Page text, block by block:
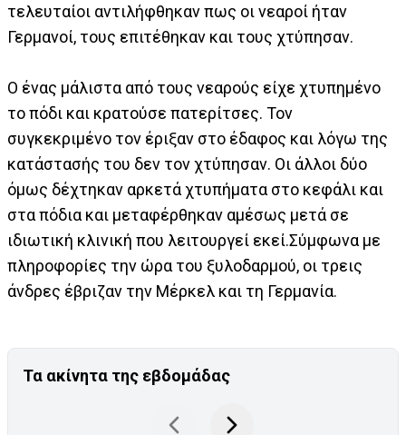
τελευταίοι αντιλήφθηκαν πως οι νεαροί ήταν
Γερμανοί, τους επιτέθηκαν και τους χτύπησαν.
Ο ένας μάλιστα από τους νεαρούς είχε χτυπημένο
το πόδι και κρατούσε πατερίτσες. Τον
συγκεκριμένο τον έριξαν στο έδαφος και λόγω της
κατάστασής του δεν τον χτύπησαν. Οι άλλοι δύο
όμως δέχτηκαν αρκετά χτυπήματα στο κεφάλι και
στα πόδια και μεταφέρθηκαν αμέσως μετά σε
ιδιωτική κλινική που λειτουργεί εκεί.Σύμφωνα με
πληροφορίες την ώρα του ξυλοδαρμού, οι τρεις
άνδρες έβριζαν την Μέρκελ και τη Γερμανία.
Τα ακίνητα της εβδομάδας